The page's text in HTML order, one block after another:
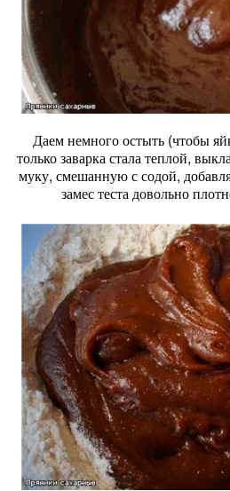
Даем немного остыть (чтобы
только заварка стала теплой,
муку, смешанную с содой,
замес теста довольно